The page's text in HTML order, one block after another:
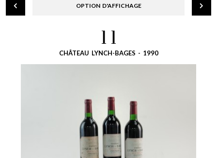
OPTION D'AFFICHAGE
11
CHÂTEAU LYNCH-BAGES - 1990